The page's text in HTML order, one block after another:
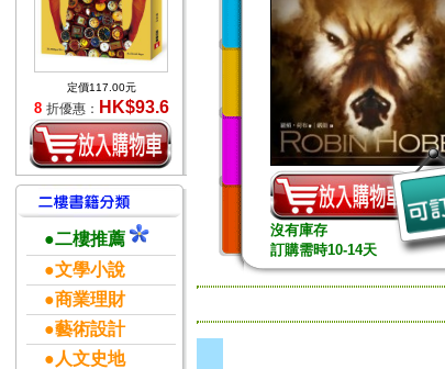
定價117.00元
8 折優惠： HK$93.6
●二樓推薦
●文學小說
●商業理財
●藝術設計
●人文史地
沒有庫存
訂購需時10-14天